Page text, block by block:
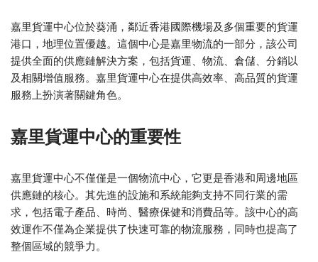
嘉里貨運中心位於葵涌，鄰近香港國際機場及多個重要的貨運
港口，地理位置優越。這個中心是嘉里物流的一部分，該公司
提供全面的供應鏈解決方案，包括貨運、物流、倉儲、分銷以
及相關增值服務。嘉里貨運中心在提供高效率、高品質的貨運
服務上扮演著關鍵角色。
嘉里貨運中心的重要性
嘉里貨運中心不僅僅是一個物流中心，它更是香港和周邊地區
供應鏈的核心。其先進的設施和系統能夠支持不同行業的需
求，包括電子產品、時尚、醫療保健和消費品等。該中心的高
效運作不僅為企業提供了快速可靠的物流服務，同時也提高了
整個區域的競爭力。